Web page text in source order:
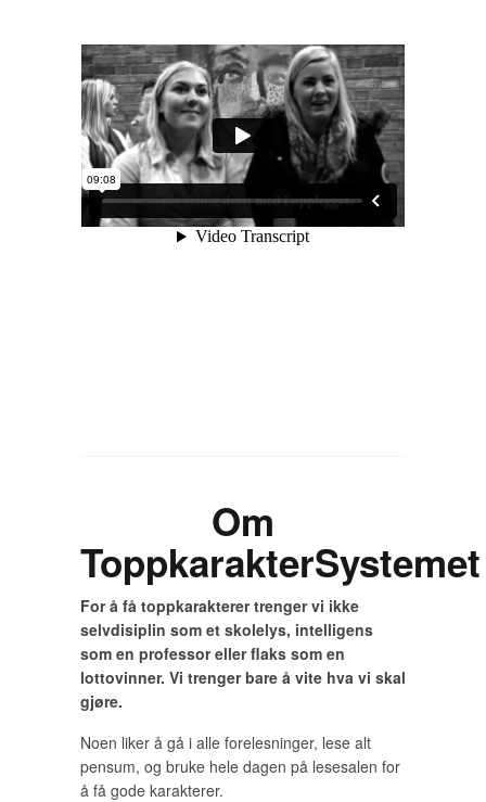
Om
ToppkarakterSystemet
For å få toppkarakterer trenger vi ikke
selvdisiplin som et skolelys, intelligens
som en professor eller flaks som en
lottovinner. Vi trenger bare å vite hva vi skal
gjøre.
Noen liker å gå i alle forelesninger, lese alt
pensum, og bruke hele dagen på lesesalen for
å få gode karakterer.